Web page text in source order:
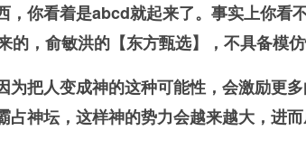
，你看着是abcd就起来了。事实上你看
，俞敏洪的【东方甄选】，不具备模仿
为把人变成神的这种可能性，会激励更
占神坛，这样神的势力会越来越大，进